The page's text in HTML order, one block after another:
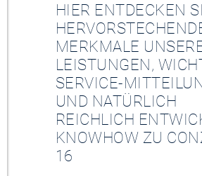
HIER ENTDECKEN
MERKMALE
LEISTUNGEN,
SERVICE-
UND NATÜRLICH
REICHLICH
KNOWHOW ZU
16